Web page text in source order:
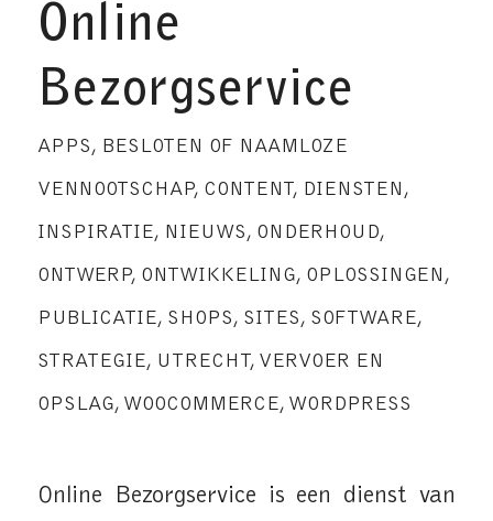
Online
Bezorgservice
APPS, BESLOTEN OF NAAMLOZE
VENNOOTSCHAP, CONTENT, DIENSTEN ,
INSPIRATIE, NIEUWS, ONDERHOUD,
ONTWERP, ONTWIKKELING, OPLOSSINGEN ,
PUBLICATIE, SHOPS, SITES, SOFTWARE,
STRATEGIE, UTRECHT, VERVOER EN
OPSLAG, WOOCOMMERCE, WORDPRESS
Online Bezorgservice is een dienst van